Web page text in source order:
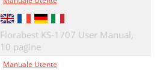
Florabest KS-1707 User Manual,
10 pagine
Manuale Utente